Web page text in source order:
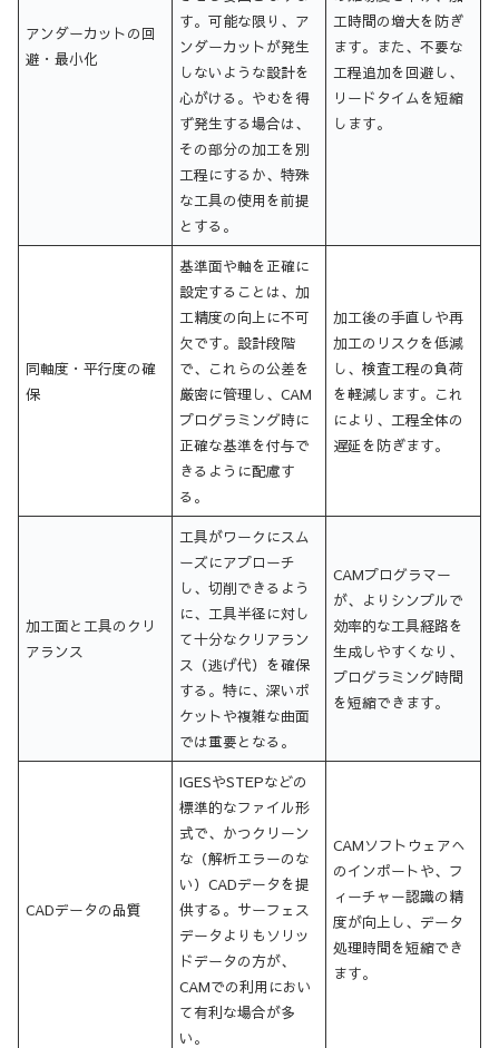
アンダーカットの回
避・最小化
す。可能な限り、ア
ンダーカットが発生
しないような設計を
心がける。やむを得
ず発生する場合は、
その部分の加工を別
工程にするか、特殊
な工具の使用を前提
とする。
工時間の増大を防ぎ
ます。また、不要な
工程追加を回避し、
リードタイムを短縮
します。
同軸度・平行度の確
保
基準面や軸を正確に
設定することは、加
工精度の向上に不可
欠です。設計段階
で、これらの公差を
厳密に管理し、CAM
プログラミング時に
正確な基準を付与で
きるように配慮す
る。
加工後の手直しや再
加工のリスクを低減
し、検査工程の負荷
を軽減します。これ
により、工程全体の
遅延を防ぎます。
加工面と工具のクリ
アランス
工具がワークにスム
ーズにアプローチ
し、切削できるよう
に、工具半径に対し
て十分なクリアラン
ス（逃げ代）を確保
する。特に、深いポ
ケットや複雑な曲面
では重要となる。
CAMプログラマー
が、よりシンプルで
効率的な工具経路を
生成しやすくなり、
プログラミング時間
を短縮できます。
CADデータの品質
IGESやSTEPなどの
標準的なファイル形
式で、かつクリーン
な（解析エラーのな
い）CADデータを提
供する。サーフェス
データよりもソリッ
ドデータの方が、
CAMでの利用におい
て有利な場合が多
い。
CAMソフトウェアへ
のインポートや、フ
ィーチャー認識の精
度が向上し、データ
処理時間を短縮でき
ます。